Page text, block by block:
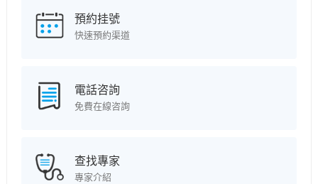
預約挂號
快速預約渠道
電話咨詢
免費在線咨詢
查找專家
專家介紹